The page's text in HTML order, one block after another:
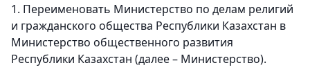
1. Переименовать Министерство по делам религий
и гражданского общества Республики Казахстан в
Министерство общественного развития
Республики Казахстан (далее – Министерство).